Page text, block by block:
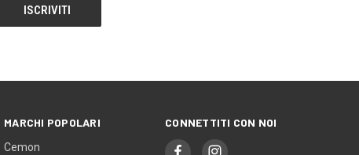
MARCHI POPOLARI
Cemon
CONNETTITI CON NOI